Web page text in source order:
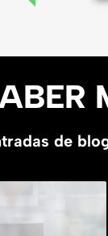
de